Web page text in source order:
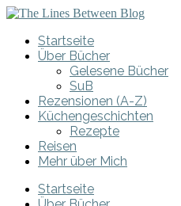
Startseite
Über Bücher
Gelesene Bücher
SuB
Rezensionen (A-Z)
Küchengeschichten
Rezepte
Reisen
Mehr über Mich
Startseite